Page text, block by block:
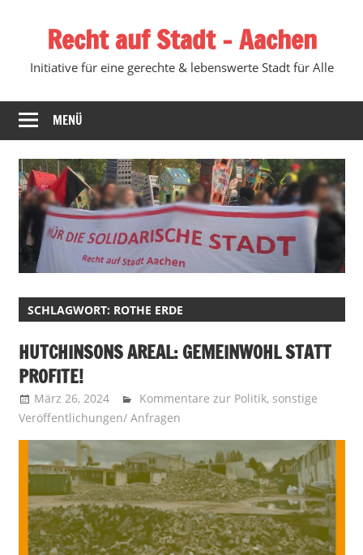
Recht auf Stadt – Aachen
Initiative für eine gerechte & lebenswerte Stadt für Alle
MENÜ
SCHLAGWORT: ROTHE ERDE
HUTCHINSONS AREAL: GEMEINWOHL STATT
PROFITE!
März 26, 2024 Recht auf Stadt Aachen
Kommentare zur Politik, sonstige
Veröffentlichungen/ Anfragen